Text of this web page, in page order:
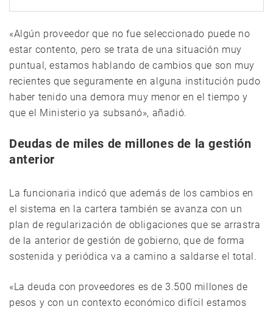
«Algún proveedor que no fue seleccionado puede no
estar contento, pero se trata de una situación muy
puntual, estamos hablando de cambios que son muy
recientes que seguramente en alguna institución pudo
haber tenido una demora muy menor en el tiempo y
que el Ministerio ya subsanó», añadió.
Deudas de miles de millones de la gestión
anterior
La funcionaria indicó que además de los cambios en
el sistema en la cartera también se avanza con un
plan de regularización de obligaciones que se arrastra
de la anterior de gestión de gobierno, que de forma
sostenida y periódica va a camino a saldarse el total.
«La deuda con proveedores es de 3.500 millones de
pesos y con un contexto económico difícil estamos